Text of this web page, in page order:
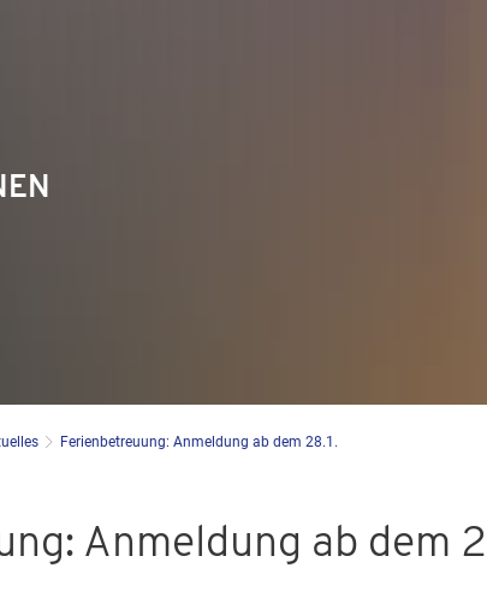
Ferienbetreuung: Anmeldung ab dem 28.1.
Anmeldung ab dem